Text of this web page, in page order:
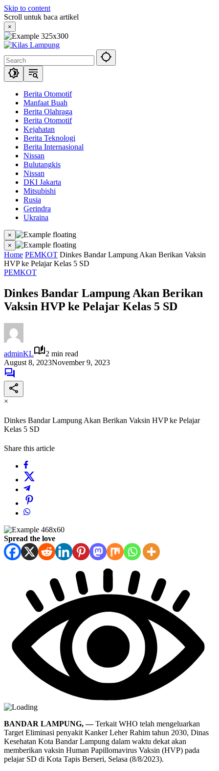
Skip to content
Scroll untuk baca artikel
×
Berita Otomotif
Manfaat Buah
Berita Olahraga
Berita Otomotif
Kejahatan
Berita Teknologi
Berita Internasional
Nissan
Bulutangkis
Nissan
DKI Jakarta
Mitsubishi
Rusia
Gerindra
Ukraina
×
×
Home PEMKOT Dinkes Bandar Lampung Akan Berikan Vaksin
HVP ke Pelajar Kelas 5 SD
PEMKOT
Dinkes Bandar Lampung Akan Berikan
Vaksin HVP ke Pelajar Kelas 5 SD
adminKL
2 min read
August 8, 2023November 9, 2023
×
Dinkes Bandar Lampung Akan Berikan Vaksin HVP ke Pelajar
Kelas 5 SD
Share this article
Spread the love
BANDAR LAMPUNG, —Terkait WHO telah mengeluarkan
Target Eliminasi penyakit Kanker Leher Rahim tahun 2030, Dinas
Kesehatan Kota Bandar Lampung dalam waktu dekat akan
memberikan vaksin Human Papillomavirus Vaksin (HVP) pada
pelajar SD di Kota Tapis Berseri, Selasa (8/8/2023).